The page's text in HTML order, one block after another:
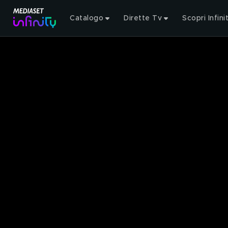
Catalogo Dirette Tv Scopri